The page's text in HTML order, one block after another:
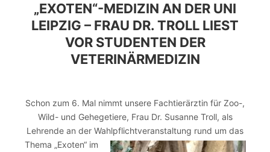
„EXOTEN“-MEDIZIN AN DER UNI
LEIPZIG – FRAU DR. TROLL LIEST
VOR STUDENTEN DER
VETERINÄRMEDIZIN
Schon zum 6. Mal nimmt unsere Fachtierärztin für Zoo-,
Wild- und Gehegetiere, Frau Dr. Susanne Troll, als
Lehrende an der Wahlpflichtveranstaltung rund um das
Thema „Exoten“ im